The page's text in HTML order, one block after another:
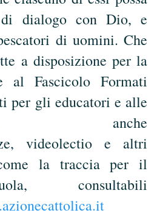
dialogo con Dio, e
di uomini. Che
a disposizione per la
al Fascicolo Formati
per gli educatori e alle
anche
videolectio e altri
la traccia per il
consultabili